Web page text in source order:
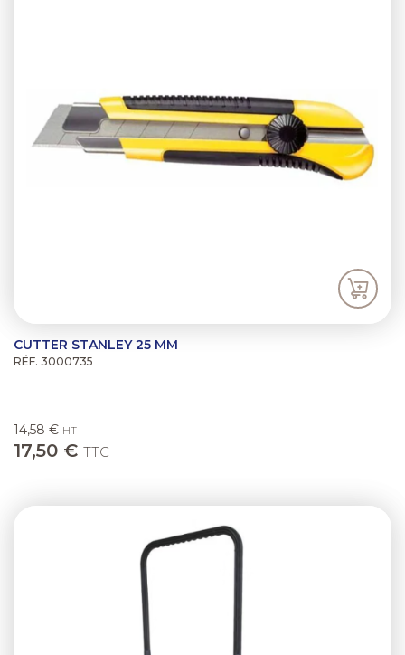
CUTTER STANLEY 25 MM
RÉF. 3000735
14,58 € HT
17,50 € TTC